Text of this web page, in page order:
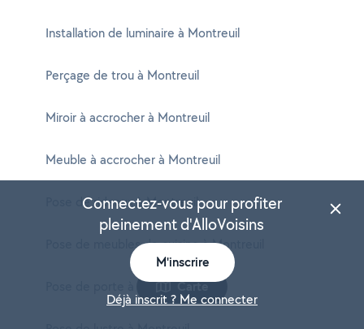
Installation de luminaire à Montreuil
Perçage de trou à Montreuil
Miroir à accrocher à Montreuil
Meuble à accrocher à Montreuil
Pose de rideaux à Montreuil
Pose de meubles de cuisine à Montreuil
Pose de porte à MontreuilCarte
Connectez-vous pour profiter
pleinement d'AlloVoisins
M'inscrire
Déjà inscrit ? Me connecter